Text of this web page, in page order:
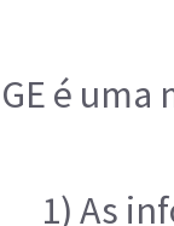
GE é
1) As